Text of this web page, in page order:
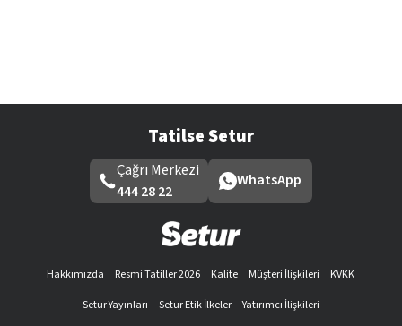
Tatilse Setur
Çağrı Merkezi
444 28 22
WhatsApp
Hakkımızda Resmi Tatiller 2026 Kalite Müşteri İlişkileri
KVKK
Setur Yayınları
Setur Etik İlkeler
Yatırımcı İlişkileri